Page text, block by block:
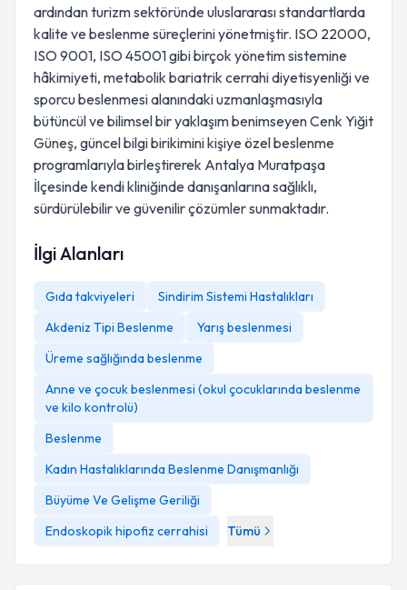
ardından turizm sektöründe uluslararası standartlarda
kalite ve beslenme süreçlerini yönetmiştir. ISO 22000,
ISO 9001, ISO 45001 gibi birçok yönetim sistemine
hâkimiyeti, metabolik bariatrik cerrahi diyetisyenliği ve
sporcu beslenmesi alanındaki uzmanlaşmasıyla
bütüncül ve bilimsel bir yaklaşım benimseyen Cenk Yiğit
Güneş, güncel bilgi birikimini kişiye özel beslenme
programlarıyla birleştirerek Antalya Muratpaşa
İlçesinde kendi kliniğinde danışanlarına sağlıklı,
sürdürülebilir ve güvenilir çözümler sunmaktadır.
İlgi Alanları
Gıda takviyeleri
Sindirim Sistemi Hastalıkları
Akdeniz Tipi Beslenme
Yarış beslenmesi
Üreme sağlığında beslenme
Anne ve çocuk beslenmesi (okul çocuklarında beslenme
ve kilo kontrolü)
Beslenme
Kadın Hastalıklarında Beslenme Danışmanlığı
Büyüme Ve Gelişme Geriliği
Endoskopik hipofiz cerrahisi
Tümü